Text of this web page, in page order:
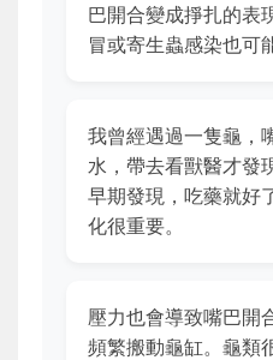
巴開合變成掙扎的表
冒或寄生蟲感染也可
我曾經遇過一隻龜，
水，帶去看獸醫才發
早期發現，吃藥就好
化很重要。
壓力也會導致嘴巴開
頻繁搬動龜缸。龜類